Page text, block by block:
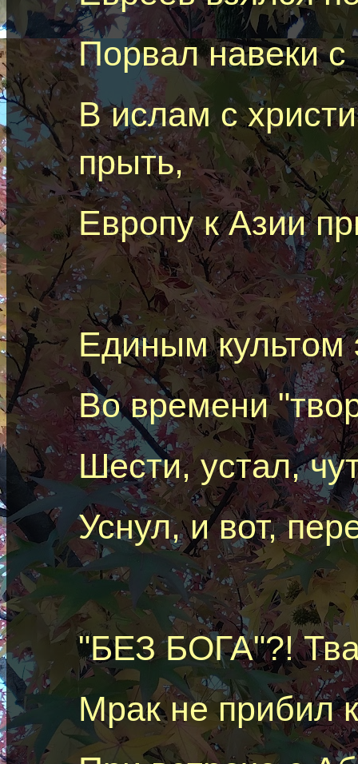
Порвал навеки
В ислам с
прыть,
Европу к Азии
Единым культом
Во времени
Шести, устал,
Уснул, и вот,
"БЕЗ БОГА"?!
Мрак не прибилк